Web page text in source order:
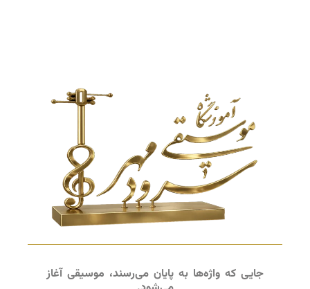
جایی که واژه‌ها به پایان می‌رسند، موسیقی آغاز